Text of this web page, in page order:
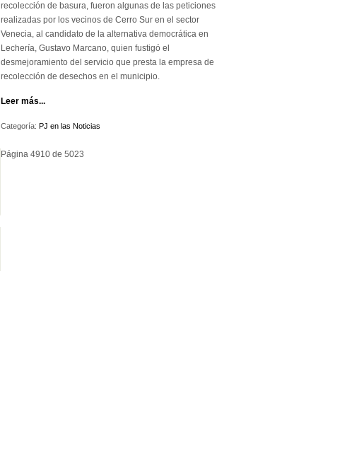
recolección de basura, fueron algunas de las peticiones
realizadas por los vecinos de Cerro Sur en el sector
Venecia, al candidato de la alternativa democrática en
Lechería, Gustavo Marcano, quien fustigó el
desmejoramiento del servicio que presta la empresa de
recolección de desechos en el municipio.
Leer más...
Categoría: PJ en las Noticias
Página 4910 de 5023